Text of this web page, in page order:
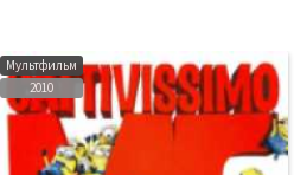
Мультфильм
2010